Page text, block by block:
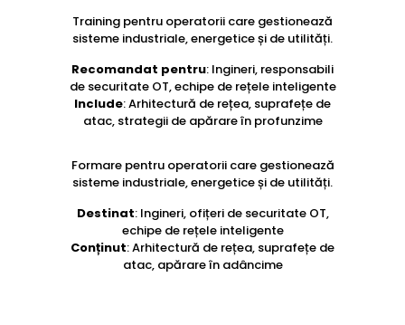
Training pentru operatorii care gestionează
sisteme industriale, energetice și de utilități.
Recomandat pentru: Ingineri, responsabili
de securitate OT, echipe de rețele inteligente
Include: Arhitectură de rețea, suprafețe de
atac, strategii de apărare în profunzime
Formare pentru operatorii care gestionează
sisteme industriale, energetice și de utilități.
Destinat: Ingineri, ofițeri de securitate OT,
echipe de rețele inteligente
Conținut: Arhitectură de rețea, suprafețe de
atac, apărare în adâncime